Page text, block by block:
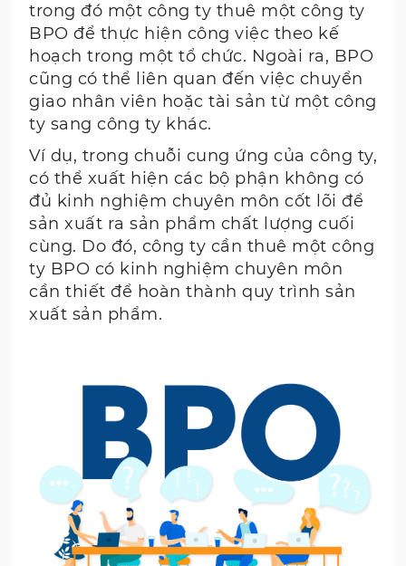
trong đó một công ty thuê một công ty
BPO để thực hiện công việc theo kế
hoạch trong một tổ chức. Ngoài ra, BPO
cũng có thể liên quan đến việc chuyển
giao nhân viên hoặc tài sản từ một công
ty sang công ty khác.
Ví dụ, trong chuỗi cung ứng của công ty,
có thể xuất hiện các bộ phận không có
đủ kinh nghiệm chuyên môn cốt lõi để
sản xuất ra sản phẩm chất lượng cuối
cùng. Do đó, công ty cần thuê một công
ty BPO có kinh nghiệm chuyên môn
cần thiết để hoàn thành quy trình sản
xuất sản phẩm.